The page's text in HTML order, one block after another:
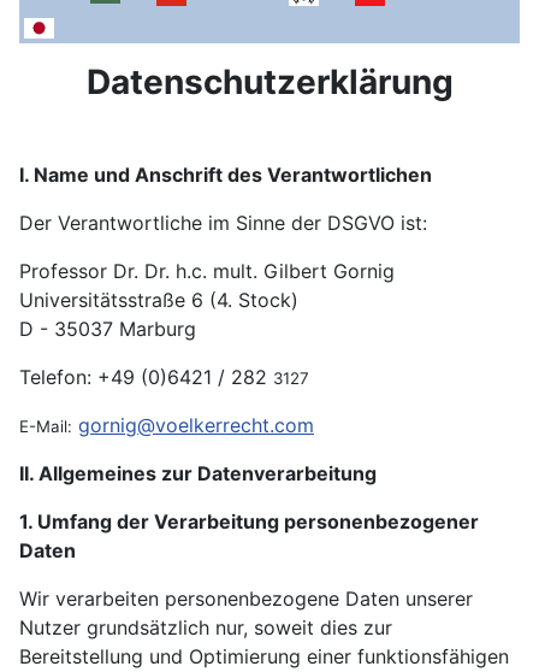
japanisch - 履歴書
Datenschutzerklärung
I. Name und Anschrift des Verantwortlichen
Der Verantwortliche im Sinne der DSGVO ist:
Professor Dr. Dr. h.c. mult. Gilbert Gornig
Universitätsstraße 6 (4. Stock)
D - 35037 Marburg
Telefon: +49 (0)6421 / 282 3127
E-Mail: gornig@voelkerrecht.com
II. Allgemeines zur Datenverarbeitung
1. Umfang der Verarbeitung personenbezogener
Daten
Wir verarbeiten personenbezogene Daten unserer
Nutzer grundsätzlich nur, soweit dies zur
Bereitstellung und Optimierung einer funktionsfähigen